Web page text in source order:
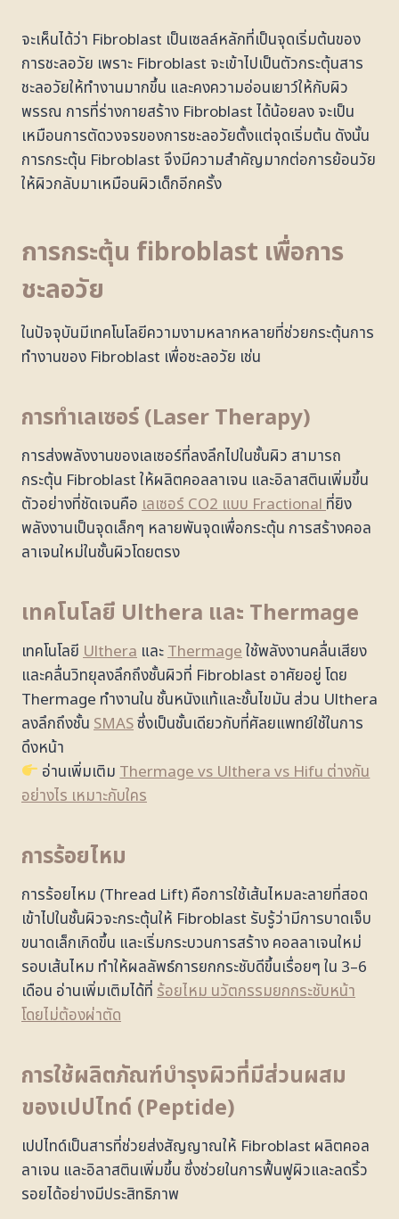
จะเห็นได้ว่า Fibroblast เป็นเซลล์หลักที่เป็นจุดเริ่มต้นของ
การชะลอวัย เพราะ Fibroblast จะเข้าไปเป็นตัวกระตุ้นสาร
ชะลอวัยให้ทำงานมากขึ้น และคงความอ่อนเยาว์ให้กับผิว
พรรณ การที่ร่างกายสร้าง Fibroblast ได้น้อยลง จะเป็น
เหมือนการตัดวงจรของการชะลอวัยตั้งแต่จุดเริ่มต้น ดังนั้น
การกระตุ้น Fibroblast จึงมีความสำคัญมากต่อการย้อนวัย
ให้ผิวกลับมาเหมือนผิวเด็กอีกครั้ง
การกระตุ้น fibroblast เพื่อการ
ชะลอวัย
ในปัจจุบันมีเทคโนโลยีความงามหลากหลายที่ช่วยกระตุ้นการ
ทำงานของ Fibroblast เพื่อชะลอวัย เช่น
การทำเลเซอร์ (Laser Therapy)
การส่งพลังงานของเลเซอร์ที่ลงลึกไปในชั้นผิว สามารถ
กระตุ้น Fibroblast ให้ผลิตคอลลาเจน และอิลาสตินเพิ่มขึ้น
ตัวอย่างที่ชัดเจนคือเลเซอร์ CO2 แบบ Fractionalที่ยิง
พลังงานเป็นจุดเล็กๆ หลายพันจุดเพื่อกระตุ้น การสร้างคอล
ลาเจนใหม่ในชั้นผิวโดยตรง
เทคโนโลยี Ulthera และ Thermage
เทคโนโลยีUlthera และThermageใช้พลังงานคลื่นเสียง
และคลื่นวิทยุลงลึกถึงชั้นผิวที่ Fibroblast อาศัยอยู่ โดย
Thermage ทำงานใน ชั้นหนังแท้และชั้นไขมัน ส่วน Ulthera
ลงลึกถึงชั้นSMASซึ่งเป็นชั้นเดียวกับที่ศัลยแพทย์ใช้ในการ
ดึงหน้า
อ่านเพิ่มเติมThermage vs Ulthera vs Hifu ต่างกัน
อย่างไร เหมาะกับใคร
การร้อยไหม
การร้อยไหม (Thread Lift) คือการใช้เส้นไหมละลายที่สอด
เข้าไปในชั้นผิวจะกระตุ้นให้ Fibroblast รับรู้ว่ามีการบาดเจ็บ
ขนาดเล็กเกิดขึ้น และเริ่มกระบวนการสร้าง คอลลาเจนใหม่
รอบเส้นไหม ทำให้ผลลัพธ์การยกกระชับดีขึ้นเรื่อยๆ ใน 3–6
เดือน อ่านเพิ่มเติมได้ที่ร้อยไหม นวัตกรรมยกกระชับหน้า
โดยไม่ต้องผ่าตัด
การใช้ผลิตภัณฑ์บำรุงผิวที่มีส่วนผสม
ของเปปไทด์ (Peptide)
เปปไทด์เป็นสารที่ช่วยส่งสัญญาณให้ Fibroblast ผลิตคอล
ลาเจน และอิลาสตินเพิ่มขึ้น ซึ่งช่วยในการฟื้นฟูผิวและลดริ้ว
รอยได้อย่างมีประสิทธิภาพ